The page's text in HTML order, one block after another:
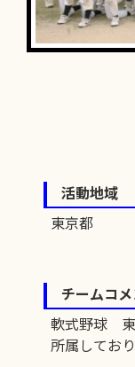
活動地域
東京都
チームコ
軟式野球 東
所属しており